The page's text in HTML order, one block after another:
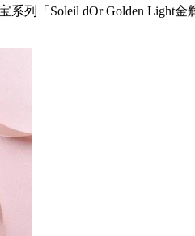
系列「Soleil dOr Golden Light